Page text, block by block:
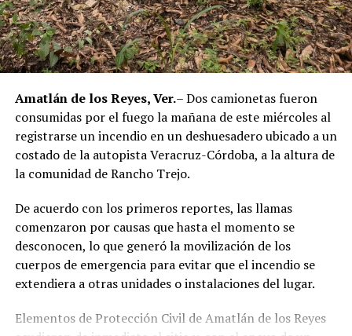
ANTES
Ataque armado deja sin vida a conductor de taxi en
Xúchiles
Amatlán de los Reyes, Ver.– Dos camionetas fueron
consumidas por el fuego la mañana de este miércoles al
registrarse un incendio en un deshuesadero ubicado a un
costado de la autopista Veracruz-Córdoba, a la altura de
la comunidad de Rancho Trejo.
De acuerdo con los primeros reportes, las llamas
comenzaron por causas que hasta el momento se
desconocen, lo que generó la movilización de los
cuerpos de emergencia para evitar que el incendio se
extendiera a otras unidades o instalaciones del lugar.
Elementos de Protección Civil de Amatlán de los Reyes